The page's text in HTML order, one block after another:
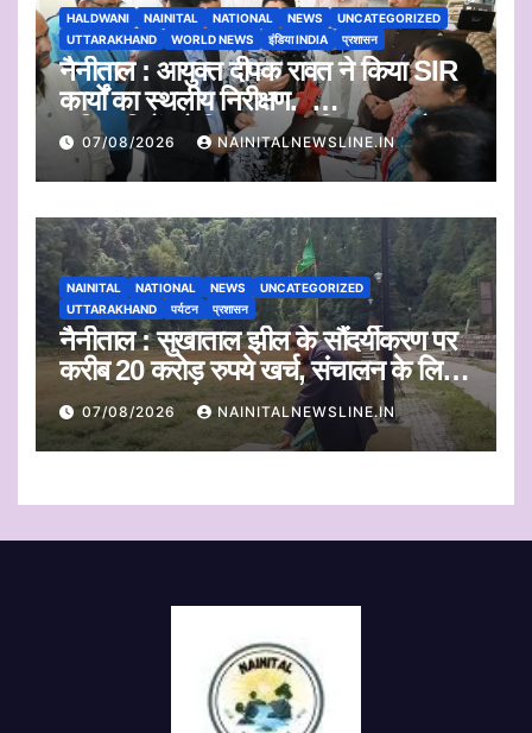
HALDWANI NAINITAL NATIONAL NEWS
UNCATEGORIZED
UTTARAKHAND
WORLD NEWS इंडिया INDIA प्रशासन
नैनीताल : आयुक्त दीपक रावत ने किया SIR
कार्यों का स्थलीय निरीक्षण.
अधिकारियों को दिए समयबद्ध निस्तारण और
पारदर्शिता के निर्देश
07/08/2026 NAINITALNEWSLINE.IN
NAINITAL NATIONAL NEWS
UNCATEGORIZED
UTTARAKHAND
पर्यटन प्रशासन
नैनीताल : सुखाताल झील के सौंदर्यीकरण पर
करीब 20 करोड़ रुपये खर्च, संचालन के लिए
संस्था का चयन जल्द
07/08/2026 NAINITALNEWSLINE.IN